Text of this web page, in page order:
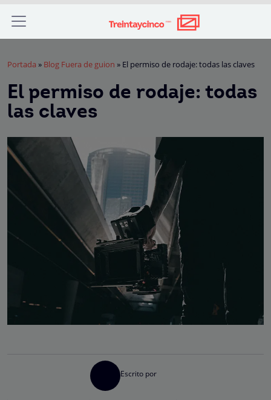
Portada » Blog Fuera de guion » El permiso de rodaje: todas las claves
El permiso de rodaje: todas
las claves
Escrito por